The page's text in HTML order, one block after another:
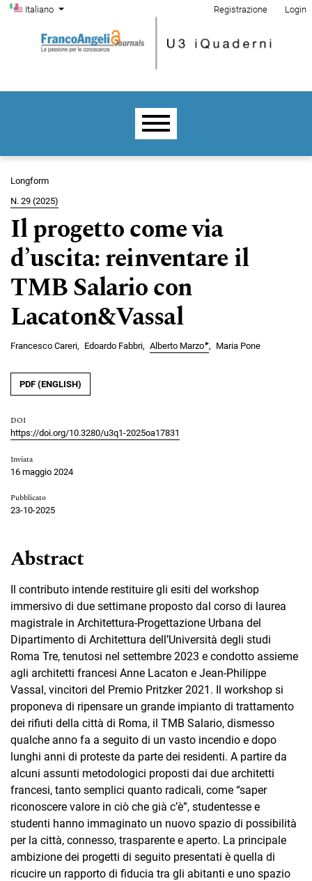
Salta al menu principale di navigazione
Salta al contenuto principale
Salta al piè di pagina del sito
Cambia la lingua. La lingua corrente è:
Italiano
Menu di amministrazione
Registrazione Login
Menu principale
Longform
N. 29 (2025)
Il progetto come via
d’uscita: reinventare il
TMB Salario con
Lacaton&Vassal
Francesco Careri Edoardo Fabbri Alberto Marzo▸ Maria Pone
PDF (ENGLISH)
DOI
https://doi.org/10.3280/u3q1-2025oa17831
Inviata
16 maggio 2024
Pubblicato
23-10-2025
Abstract
Il contributo intende restituire gli esiti del workshop
immersivo di due settimane proposto dal corso di laurea
magistrale in Architettura-Progettazione Urbana del
Dipartimento di Architettura dell’Università degli studi
Roma Tre, tenutosi nel settembre 2023 e condotto assieme
agli architetti francesi Anne Lacaton e Jean-Philippe
Vassal, vincitori del Premio Pritzker 2021. Il workshop si
proponeva di ripensare un grande impianto di trattamento
dei rifiuti della città di Roma, il TMB Salario, dismesso
qualche anno fa a seguito di un vasto incendio e dopo
lunghi anni di proteste da parte dei residenti. A partire da
alcuni assunti metodologici proposti dai due architetti
francesi, tanto semplici quanto radicali, come “saper
riconoscere valore in ciò che già c’è”, studentesse e
studenti hanno immaginato un nuovo spazio di possibilità
per la città, connesso, trasparente e aperto. La principale
ambizione dei progetti di seguito presentati è quella di
ricucire un rapporto di fiducia tra gli abitanti e uno spazio